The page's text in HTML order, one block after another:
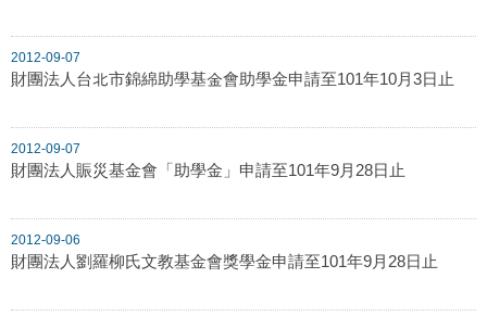
2012-09-07
財團法人台北市錦綿助學基金會助學金申請至101年10月3日止
2012-09-07
財團法人賑災基金會「助學金」申請至101年9月28日止
2012-09-06
財團法人劉羅柳氏文教基金會獎學金申請至101年9月28日止